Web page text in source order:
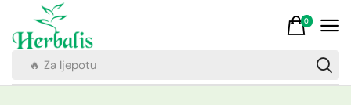
🔥 Za ljepotu
0